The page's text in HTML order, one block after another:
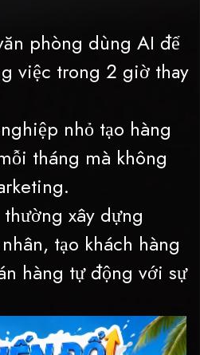
phòng dùng AI để
việc trong 2 giờ thay
nhỏ tạo hàng
tháng mà không
xây dựng
tạo khách hàng
hàng tự động với sự